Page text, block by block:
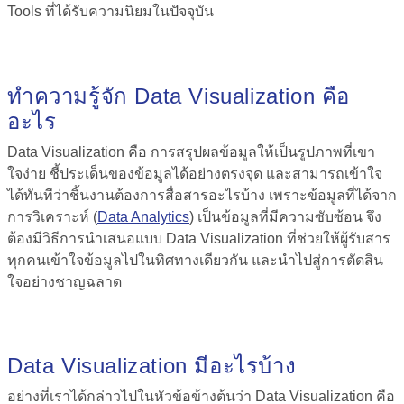
Tools ที่ได้รับความนิยมในปัจจุบัน
ทำความรู้จัก Data Visualization คือ
อะไร
Data Visualization คือ การสรุปผลข้อมูลให้เป็นรูปภาพที่เขา
ใจง่าย ชี้ประเด็นของข้อมูลได้อย่างตรงจุด และสามารถเข้าใจ
ได้ทันทีว่าชิ้นงานต้องการสื่อสารอะไรบ้าง เพราะข้อมูลที่ได้จาก
การวิเคราะห์ (Data Analytics) เป็นข้อมูลที่มีความซับซ้อน จึง
ต้องมีวิธีการนำเสนอแบบ Data Visualization ที่ช่วยให้ผู้รับสาร
ทุกคนเข้าใจข้อมูลไปในทิศทางเดียวกัน และนำไปสู่การตัดสิน
ใจอย่างชาญฉลาด
Data Visualization มีอะไรบ้าง
อย่างที่เราได้กล่าวไปในหัวข้อข้างต้นว่า Data Visualization คือ